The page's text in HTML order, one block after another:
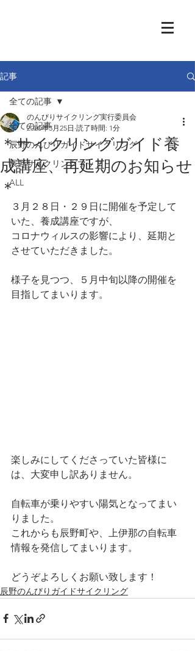
記事
全ての記事
辰野のんびりガイドサイクリング
辰野サイクリングマップ
ALL
全ての記事
＊サイクリングガイド養
成講座、再延期のお知らせ
＊
のんびりサイクリング実行委員会
2020年3月25日 読了時間: 1分
３月２８日・２９日に開催を予定して
いた、養成講座ですが、
コロナウィルスの影響により、延期と
させていただきました。
様子を見つつ、５月中旬以降の開催を
目指してまいります。
楽しみにしてくださっていた皆様に
は、大変申し訳ありません。
自転車が乗りやすい陽気となってまい
りました。
これからも辰野町や、上伊那の自転車
情報を発信してまいります。
どうぞよろしくお願い致します！
辰野のんびりガイドサイクリング